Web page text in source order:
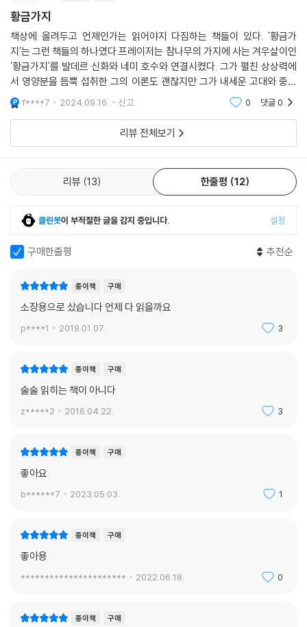
황금가지
책상에 올려두고 언제인가는 읽어야지 다짐하는 책들이 있다. '황금가
지'는 그런 책들의 하나였다.프레이저는 참나무의 가지에 사는 겨우살이인
'황금가지'를 발데르 신화와 네미 호수와 연결시켰다. 그가 펼친 상상력에
서 영양분을 듬뿍 섭취한 그의 이론도 괜찮지만 그가 내세운 고대와 중세
의 온갖 인류학적 사례가 더 가치있다.나는 황금가지에서 탁월하고 선구자
적인 지성을 읽는다.
f****7 2024.09.16. 신고 0 댓글0
리뷰 전체보기
리뷰 13 한줄평 12
클린봇이 부적절한 글을 감지 중입니다. 설정
구매한줄평 추천순
종이책 구매
소장용으로 샀습니다 언제 다 읽을까요
p****1 2019.01.07. 3
종이책 구매
술술 읽히는 책이 아니다
z*****2 2016.04.22. 3
종이책 구매
좋아요
b******7 2023.05.03. 1
종이책 구매
좋아용
********************** 2022.06.18. 0
종이책 구매